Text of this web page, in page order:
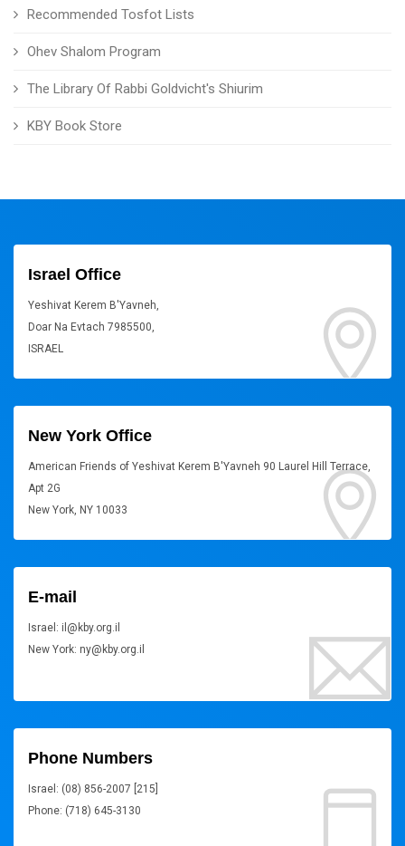
Recommended Tosfot Lists
Ohev Shalom Program
The Library Of Rabbi Goldvicht's Shiurim
KBY Book Store
Israel Office
Yeshivat Kerem B'Yavneh,
Doar Na Evtach 7985500,
ISRAEL
New York Office
American Friends of Yeshivat Kerem B'Yavneh 90 Laurel Hill Terrace,
Apt 2G
New York, NY 10033
E-mail
Israel: il@kby.org.il
New York: ny@kby.org.il
Phone Numbers
Israel: (08) 856-2007 [215]
Phone: (718) 645-3130